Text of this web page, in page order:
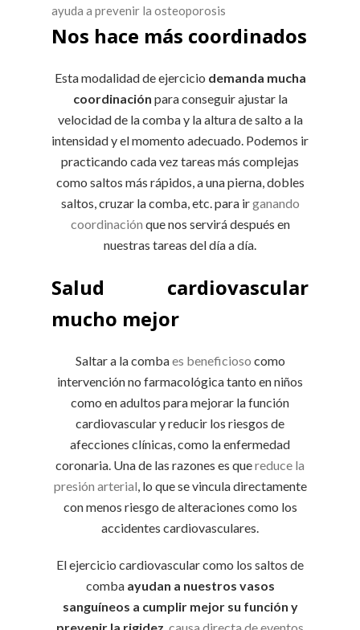
ayuda a prevenir la osteoporosis
Nos hace más coordinados
Esta modalidad de ejercicio demanda mucha
coordinación para conseguir ajustar la
velocidad de la comba y la altura de salto a la
intensidad y el momento adecuado. Podemos ir
practicando cada vez tareas más complejas
como saltos más rápidos, a una pierna, dobles
saltos, cruzar la comba, etc. para irganando
coordinación que nos servirá después en
nuestras tareas del día a día.
Salud cardiovascular
mucho mejor
Saltar a la combaes beneficioso como
intervención no farmacológica tanto en niños
como en adultos para mejorar la función
cardiovascular y reducir los riesgos de
afecciones clínicas, como la enfermedad
coronaria. Una de las razones es quereduce la
presión arterial, lo que se vincula directamente
con menos riesgo de alteraciones como los
accidentes cardiovasculares.
El ejercicio cardiovascular como los saltos de
comba ayudan a nuestros vasos
sanguíneos a cumplir mejor su función y